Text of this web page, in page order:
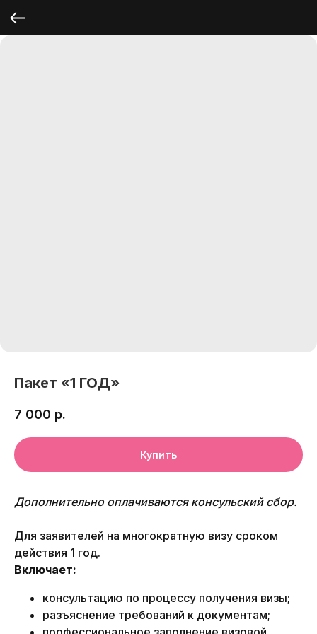
Пакет «1 ГОД»
7 000 р.
Купить
Дополнительно оплачиваются консульский сбор.
Для заявителей на многократную визу сроком
действия 1 год.
Включает:
консультацию по процессу получения визы;
разъяснение требований к документам;